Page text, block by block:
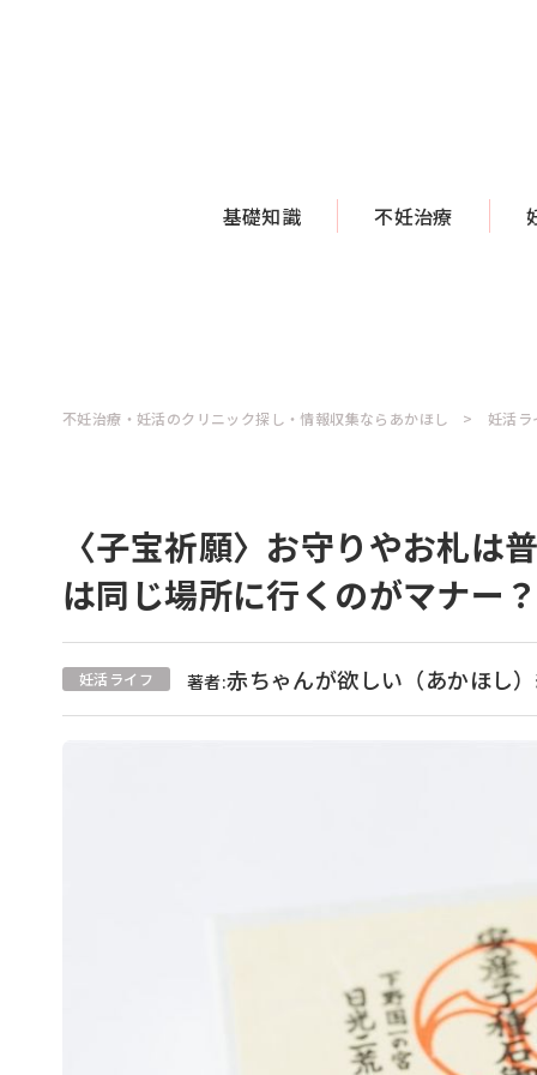
基礎知識 不妊治療
不妊治療・妊活のクリニック探し・情報収集ならあかほし 妊活ラ
〈子宝祈願〉お守りやお札は
は同じ場所に行くのがマナー
妊活ライフ 著者:赤ちゃんが欲しい（あかほし